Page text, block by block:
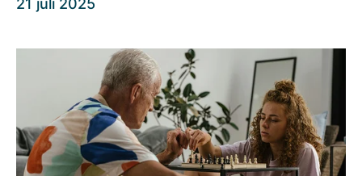
21 juli 2025